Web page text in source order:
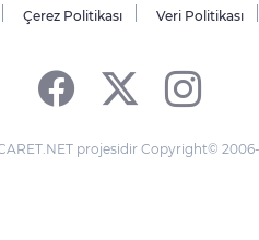
Çerez Politikası Veri Politikası
projesidir Copyright© 2006-